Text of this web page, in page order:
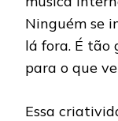
Ninguém se
lá fora. É tão
para o que
Essa